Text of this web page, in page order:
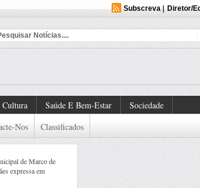
Subscreva| Diretor/
Cultura Saúde E Bem-Estar
Sociedade
Nos Classificados
de Marco de
expressa em